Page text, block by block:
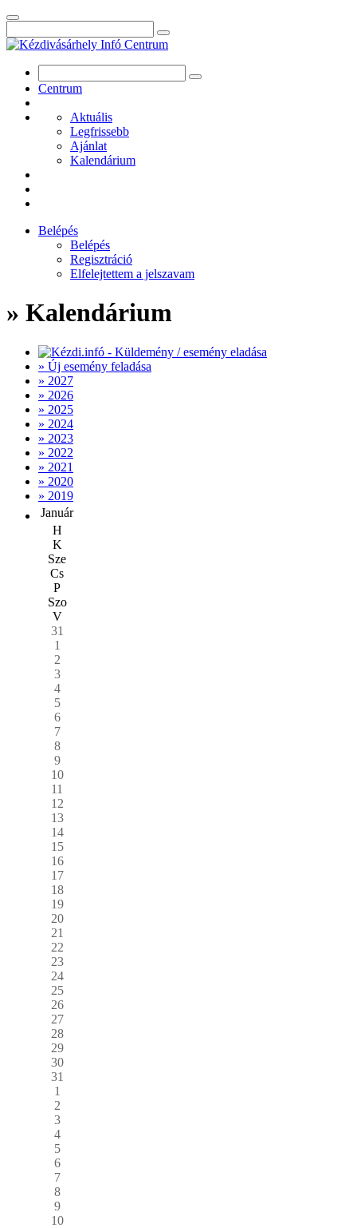
Centrum
Aktuális
Legfrissebb
Ajánlat
Kalendárium
Belépés
Belépés
Regisztráció
Elfelejtettem a jelszavam
» Kalendárium
» Új esemény feladása
» 2027
» 2026
» 2025
» 2024
» 2023
» 2022
» 2021
» 2020
» 2019
Január
H
K
Sze
Cs
P
Szo
V
31
1
2
3
4
5
6
7
8
9
10
11
12
13
14
15
16
17
18
19
20
21
22
23
24
25
26
27
28
29
30
31
1
2
3
4
5
6
7
8
9
10